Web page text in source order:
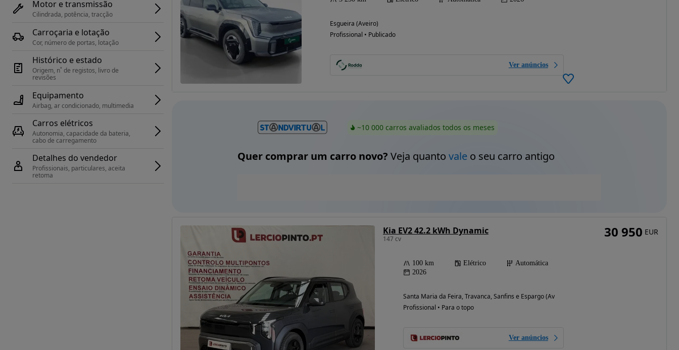
Motor e transmissão
Cilindrada, potência, tracção
Carroçaria e lotação
Cor, número de portas, lotação
Histórico e estado
Origem, n˚ de registos, livro de
revisões
Equipamento
Airbag, ar condicionado, multimedia
Carros elétricos
Autonomia, capacidade da bateria,
cabo de carregamento
Detalhes do vendedor
Profissionais, particulares, aceita
retoma
Esgueira (Aveiro)
Profissional • Publicado
Ver anúncios
~10 000 carros avaliados todos os meses
Quer comprar um carro novo? Veja quanto valeo seu carro antigo
Kia EV2 42.2 kWh Dynamic
147 cv
100 km Elétrico
Automática
2026
Santa Maria da Feira, Travanca, Sanfins e Espargo (Aveiro)
Profissional • Para o topo
Ver anúncios
30 950 EUR